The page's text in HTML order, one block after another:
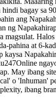
bagay sa
ang
ng
magsulat.
pahina at 6-
kaysa
May ibang
o 'Inhuman'
ibang